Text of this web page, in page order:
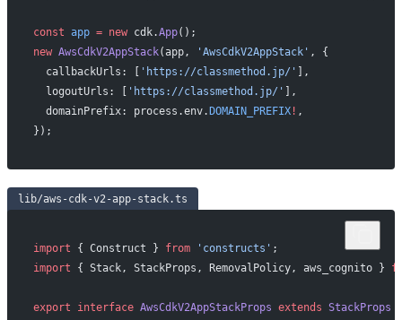
const app = new cdk.App();
new AwsCdkV2AppStack(app, 'AwsCdkV2AppStack' , {
  callbackUrls: [
'https://classmethod.jp/' ],
  logoutUrls: [
'https://classmethod.jp/' ],
  domainPrefix: process.env.
DOMAIN_PREFIX! ,
});
lib/aws-cdk-v2-app-stack.ts
import { Construct } from 'constructs' ;
import { Stack, StackProps, RemovalPolicy, aws_cognito }
export interface AwsCdkV2AppStackProps extends StackProps